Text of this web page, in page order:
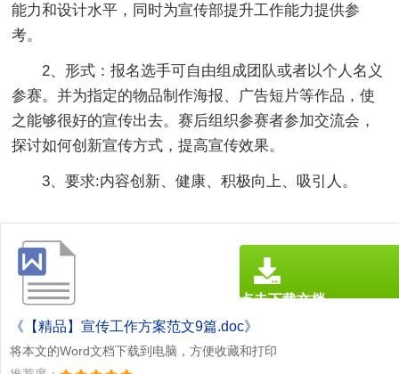
能力和设计水平，同时为宣传部提升工作能力提供参
考。
2、形式：报名选手可自由组成团队或者以个人名义
参赛。并为指定的物品制作海报、广告短片等作品，使
之能够很好的宣传出去。赛后组织参赛者参加交流会，
探讨如何创新宣传方式，提高宣传效果。
3、要求:内容创新、健康、积极向上、吸引人。
《【精品】宣传工作方案范文9篇.doc》
将本文的Word文档下载到电脑，方便收藏和打印
点击下载文档
文档为doc格式